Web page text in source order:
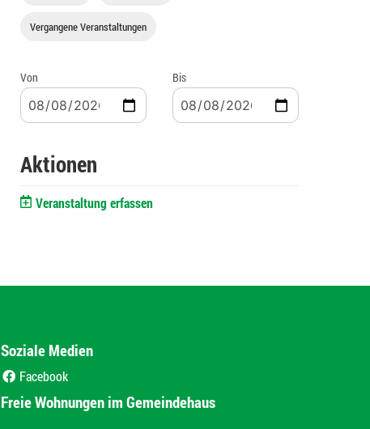
Vergangene Veranstaltungen
Von Bis
Aktionen
Veranstaltung erfassen
Soziale Medien
Facebook
Freie Wohnungen im Gemeindehaus